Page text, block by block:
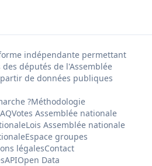
indépendante permettant
députés de l'Assemblée
de données publiques
?Méthodologie
Votes Assemblée nationale
Lois Assemblée nationale
Espace groupes
légalesContact
APIOpen Data